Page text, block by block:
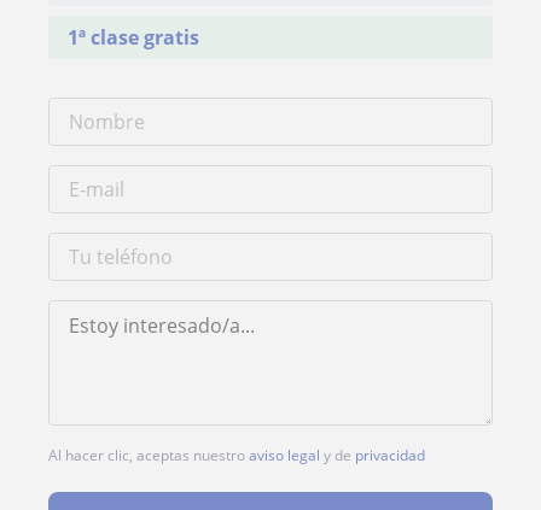
1ª clase gratis
Al hacer clic, aceptas nuestroaviso legal y de privacidad